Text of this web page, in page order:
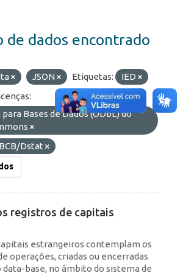
de dados encontrado
JSON Etiquetas:
IED
Bases de Dados (ODbL) do
BCB/Dstat
registros de capitais
estrangeiros contemplam os
operações, criadas ou encerradas
data-base, no âmbito do sistema de